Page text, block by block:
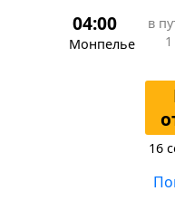
04:00
Монпелье
в
16